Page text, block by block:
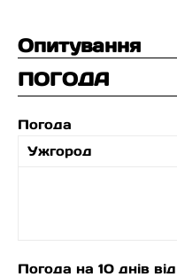
Опитування
ПОГОДА
Погода
Ужгород
Погода на 10 днів від